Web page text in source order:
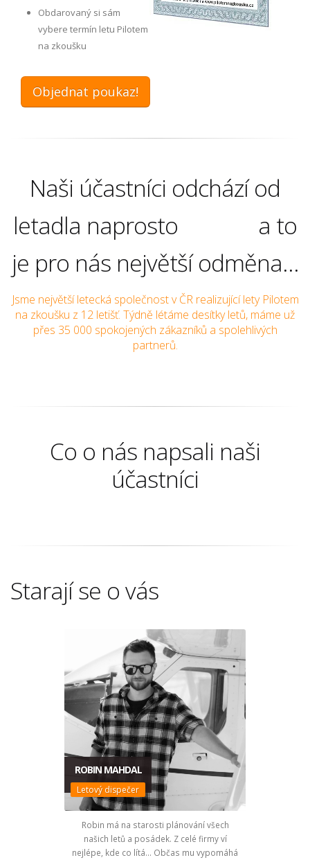
Obdarovaný si sám
vybere termín letu Pilotem
na zkoušku
Objednat poukaz!
Naši účastníci odchází od
letadla naprosto
a to
je pro nás největší odměna...
Jsme největší letecká společnost v ČR realizující lety Pilotem
na zkoušku z 12 letišť. Týdně létáme desítky letů, máme už
přes 35 000 spokojených zákazníků a spolehlivých
partnerů.
Co o nás napsali naši
účastníci
Starají se o vás
ROBIN MAHDAL
Letový dispečer
Robin má na starosti plánování všech
našich letů a posádek. Z celé firmy ví
nejlépe, kde co lítá... Občas mu vypomáhá